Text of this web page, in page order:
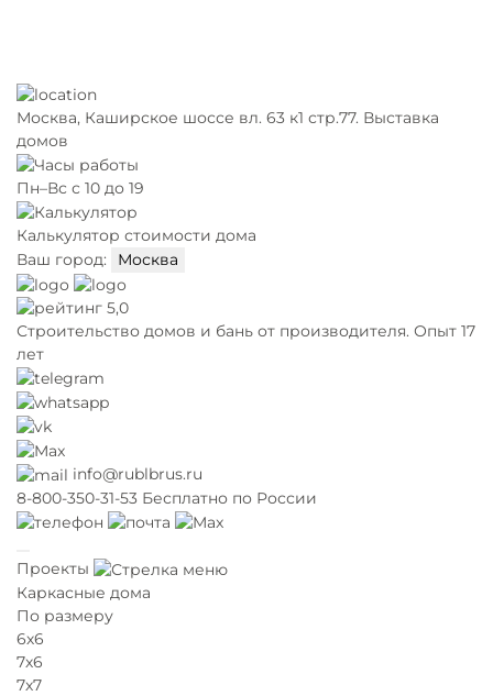
Москва, Каширское шоссе вл. 63 к1 стр.77. Выставка
домов
Пн–Вс с 10 до 19
Калькулятор стоимости дома
Ваш город:
Москва
5,0
Строительство домов и бань от производителя. Опыт 17
лет
info@rublbrus.ru
8-800-350-31-53 Бесплатно по России
Проекты
Каркасные дома
По размеру
6х6
7х6
7х7